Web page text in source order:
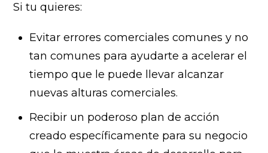
Si tu quieres:
Evitar errores comerciales comunes y no
tan comunes para ayudarte a acelerar el
tiempo que le puede llevar alcanzar
nuevas alturas comerciales.
Recibir un poderoso plan de acción
creado específicamente para su negocio